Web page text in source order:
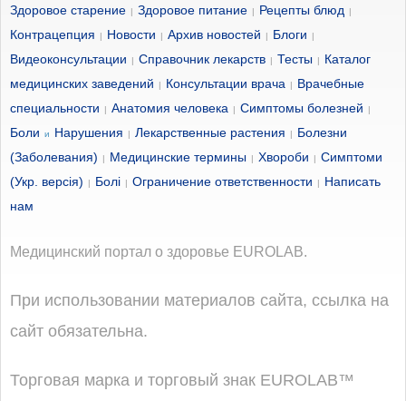
Здоровое старение | Здоровое питание | Рецепты блюд |
Контрацепция | Новости | Архив новостей | Блоги |
Видеоконсультации | Справочник лекарств | Тесты |
Каталог
медицинских заведений
| Консультации врача |
Врачебные
специальности
| Анатомия человека | Симптомы болезней |
Боли и Нарушения | Лекарственные растения |
Болезни
(Заболевания)
| Медицинские термины | Хвороби | Симптоми
(Укр. версія)
| Болі | Ограничение ответственности |
Написать
нам
Медицинский портал о здоровье EUROLAB.
При использовании материалов сайта, ссылка на
сайт обязательна.
Торговая марка и торговый знак EUROLAB™